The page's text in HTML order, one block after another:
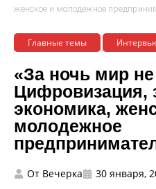
женское и молодежное
Главные темы
«За ночь мир
Цифровизация,
экономика,
молодежное
От Вечерка 30 января,